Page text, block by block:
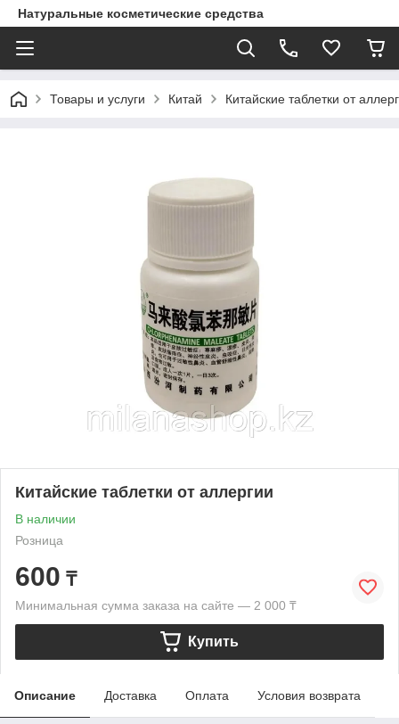
Натуральные косметические средства
Товары и услуги Китай Китайские таблетки от
Китайские таблетки от аллергии
В наличии
Розница
600 ₸
Минимальная сумма заказа на сайте — 2 000 ₸
Купить
Описание Доставка Оплата Условия возврата